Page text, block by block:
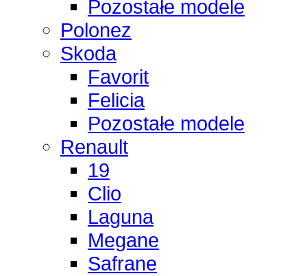
Pozostałe modele
Polonez
Skoda
Favorit
Felicia
Pozostałe modele
Renault
19
Clio
Laguna
Megane
Safrane